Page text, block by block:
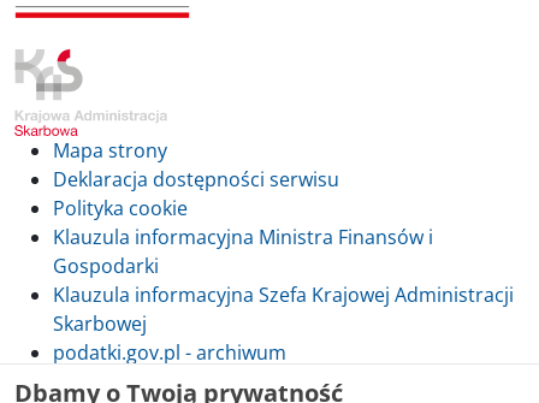
Mapa strony
Deklaracja dostępności serwisu
Polityka cookie
Klauzula informacyjna Ministra Finansów i
Gospodarki
Klauzula informacyjna Szefa Krajowej Administracji
Skarbowej
podatki.gov.pl - archiwum
Dbamy o Twoją prywatność